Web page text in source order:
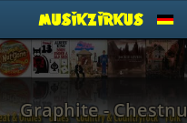
Graphite -